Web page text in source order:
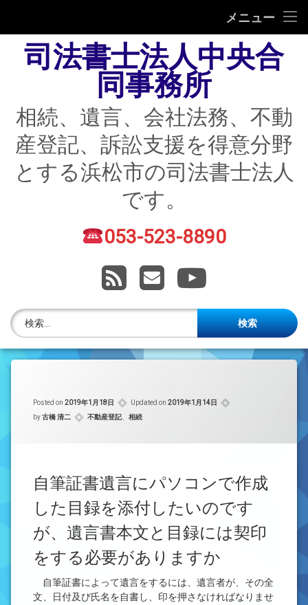
メニュー
相続
不動産登記
債務整理
住宅ローン返済にお困りの方
賃貸トラブル
株主名簿管理人
ご相談について
投稿記事一覧
法律を勉強しよう
司法書士資格者・受験生募集中
司法書士法人中央合
同事務所
相続、遺言、会社法務、不動
産登記、訴訟支援を得意分野
とする浜松市の司法書士法人
です。
電話番号: 053-523-8890
RSSメールアドレス
YouTube
検索:
Posted on 2019年1月18日 Updated on 2019年1月14日
by古橋 清二 カテゴリー:
不動産登記、 相続
自筆証書遺言にパソコンで作成
した目録を添付したいのです
が、遺言書本文と目録には契印
をする必要がありますか
自筆証書によって遺言をするには、遺言者が、その全
文、日付及び氏名を自書し、印を押さなければなりませ